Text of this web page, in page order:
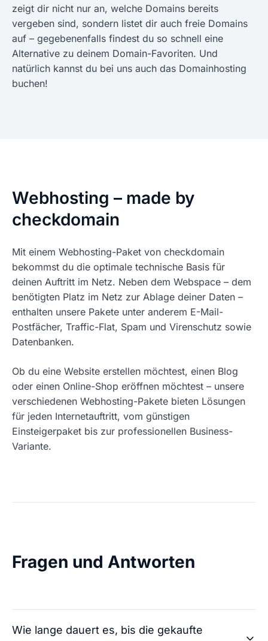
zeigt dir nicht nur an, welche Domains bereits
vergeben sind, sondern listet dir auch freie Domains
auf – gegebenenfalls findest du so schnell eine
Alternative zu deinem Domain-Favoriten. Und
natürlich kannst du bei uns auch das Domainhosting
buchen!
Webhosting – made by
checkdomain
Mit einem Webhosting-Paket von checkdomain
bekommst du die optimale technische Basis für
deinen Auftritt im Netz. Neben dem Webspace – dem
benötigten Platz im Netz zur Ablage deiner Daten –
enthalten unsere Pakete unter anderem E-Mail-
Postfächer, Traffic-Flat, Spam und Virenschutz sowie
Datenbanken.
Ob du eine Website erstellen möchtest, einen Blog
oder einen Online-Shop eröffnen möchtest – unsere
verschiedenen Webhosting-Pakete bieten Lösungen
für jeden Internetauftritt, vom günstigen
Einsteigerpaket bis zur professionellen Business-
Variante.
Fragen und Antworten
Wie lange dauert es, bis die gekaufte